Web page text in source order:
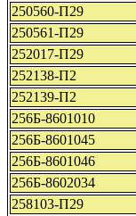
250560-П29
250561-П29
252017-П29
252138-П2
252139-П2
256Б-8601010
256Б-8601045
256Б-8601046
256Б-8602034
258103-П29